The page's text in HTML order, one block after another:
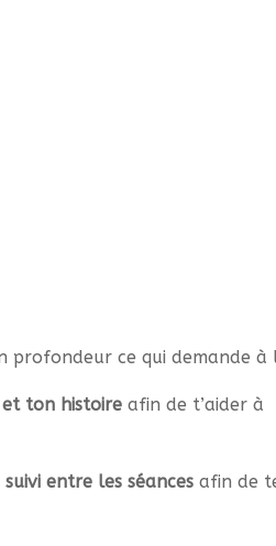
ce qui demande à
ton histoire afin de t’aider à
suivi entre les séances afin de